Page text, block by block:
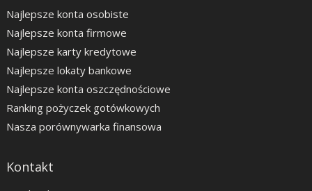
Najlepsze konta osobiste
Najlepsze konta firmowe
Najlepsze karty kredytowe
Najlepsze lokaty bankowe
Najlepsze konta oszczędnościowe
Ranking pożyczek gotówkowych
Nasza porównywarka finansowa
Kontakt